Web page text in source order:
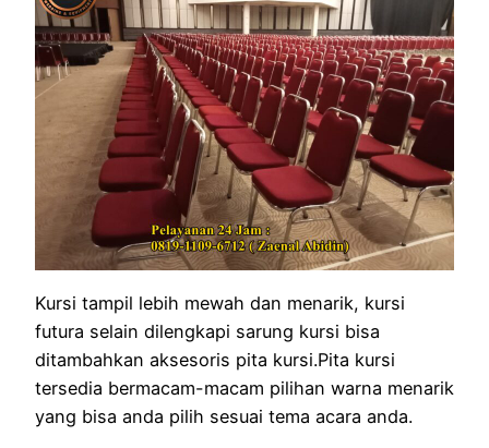
Kursi tampil lebih mewah dan menarik, kursi
futura selain dilengkapi sarung kursi bisa
ditambahkan aksesoris pita kursi.Pita kursi
tersedia bermacam-macam pilihan warna menarik
yang bisa anda pilih sesuai tema acara anda.